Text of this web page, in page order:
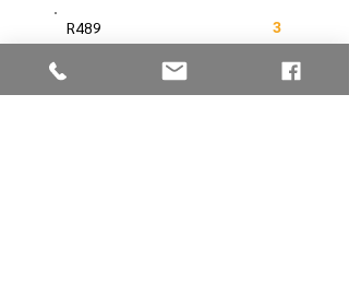
R489 3